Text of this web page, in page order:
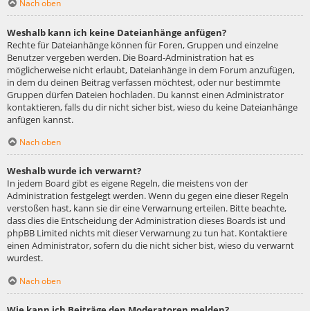
Nach oben
Weshalb kann ich keine Dateianhänge anfügen?
Rechte für Dateianhänge können für Foren, Gruppen und einzelne
Benutzer vergeben werden. Die Board-Administration hat es
möglicherweise nicht erlaubt, Dateianhänge in dem Forum anzufügen,
in dem du deinen Beitrag verfassen möchtest, oder nur bestimmte
Gruppen dürfen Dateien hochladen. Du kannst einen Administrator
kontaktieren, falls du dir nicht sicher bist, wieso du keine Dateianhänge
anfügen kannst.
Nach oben
Weshalb wurde ich verwarnt?
In jedem Board gibt es eigene Regeln, die meistens von der
Administration festgelegt werden. Wenn du gegen eine dieser Regeln
verstoßen hast, kann sie dir eine Verwarnung erteilen. Bitte beachte,
dass dies die Entscheidung der Administration dieses Boards ist und
phpBB Limited nichts mit dieser Verwarnung zu tun hat. Kontaktiere
einen Administrator, sofern du die nicht sicher bist, wieso du verwarnt
wurdest.
Nach oben